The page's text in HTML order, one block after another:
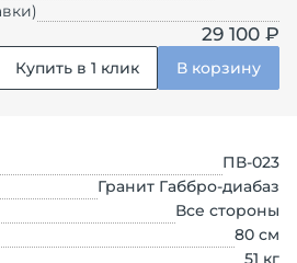
29 100 ₽
Купить в 1 клик В корзину
ПВ-023
Гранит Габбро-диабаз
Все стороны
80 см
51 кг